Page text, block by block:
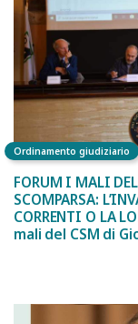
Ordinamento giudiziario
FORUM I MALI
SCOMPARSA:
CORRENTI O LA
mali del CSM di